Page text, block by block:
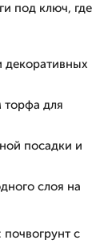
под ключ, где
декоративных
для
посадки и
слоя на
с